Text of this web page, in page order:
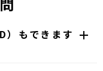
）もできます